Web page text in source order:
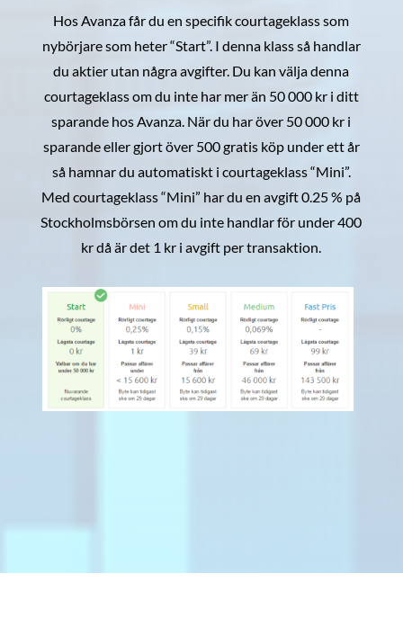
Hos Avanza får du en specifik courtageklass som
nybörjare som heter “Start”. I denna klass så handlar
du aktier utan några avgifter. Du kan välja denna
courtageklass om du inte har mer än 50 000 kr i ditt
sparande hos Avanza. När du har över 50 000 kr i
sparande eller gjort över 500 gratis köp under ett år
så hamnar du automatiskt i courtageklass “Mini”.
Med courtageklass “Mini” har du en avgift 0.25 % på
Stockholmsbörsen om du inte handlar för under 400
kr då är det 1 kr i avgift per transaktion.